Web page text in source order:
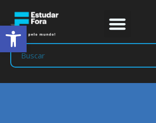
Abrir a barra de ferramentas